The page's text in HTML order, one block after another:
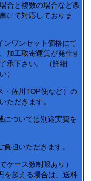
合と複数の場合など条
にて対応しておりま
ンワンセット価格にて
加工取寄運賃が発生す
承下さい。 （詳細
）
・佐川TOP便など）の
ただきます。
については別途実費を
担いただきます。
ケース数制限あり）
を超える場合は、送料